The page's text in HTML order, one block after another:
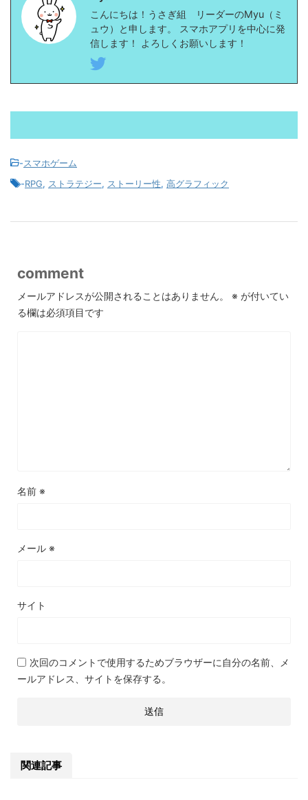
こんにちは！うさぎ組 リーダーのMyu（ミ
ュウ）と申します。 スマホアプリを中心に発
信します！ よろしくお願いします！
-スマホゲーム
-RPG, ストラテジー, ストーリー性, 高グラフィック
comment
メールアドレスが公開されることはありません。 ※ が付いてい
る欄は必須項目です
名前 ※
メール ※
サイト
次回のコメントで使用するためブラウザーに自分の名前、メ
ールアドレス、サイトを保存する。
関連記事